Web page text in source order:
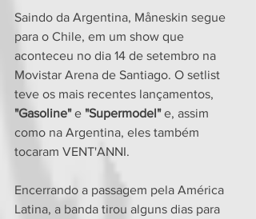
Saindo da Argentina, Måneskin segue
para o Chile, em um show que
aconteceu no dia 14 de setembro na
Movistar Arena de Santiago. O setlist
teve os mais recentes lançamentos,
"Gasoline" e "Supermodel" e, assim
como na Argentina, eles também
tocaram VENT'ANNI.
Encerrando a passagem pela América
Latina, a banda tirou alguns dias para